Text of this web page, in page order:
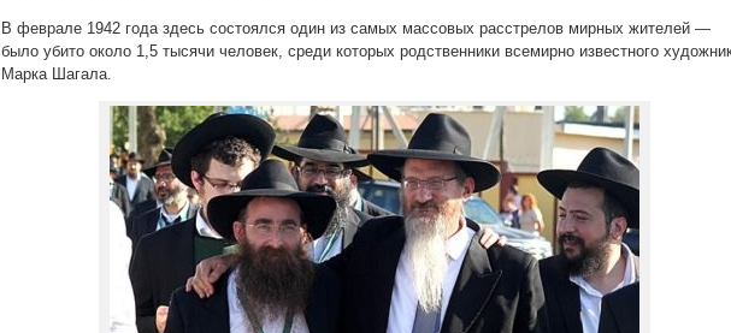
В феврале 1942 года здесь состоялся один из самых массовых расстрелов мирных жителей —
было убито около 1,5 тысячи человек, среди которых родственники всемирно известного
Марка Шагала.